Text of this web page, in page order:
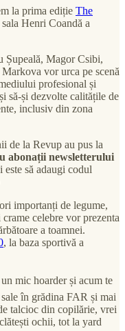
la prima ediție The
Henri Coandă a
Șupeală, Magor Csibi,
vor urca pe scenă
profesional și
să-și dezvolte calitățile de
inclusiv din zona
de la Revup au pus la
abonații newsletterului
este să adaugi codul
importanți de legume,
celebre vor prezenta
a toamnei.
, la baza sportivă a
mic hoarder și acum te
în grădina FAR și mai
talcioc din copilărie, vrei
ochii, tot la yard